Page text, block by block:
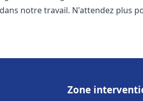
dans notre travail. N'attendez plus
Zone